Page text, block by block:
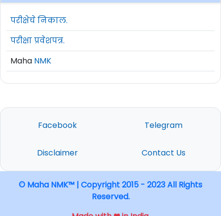
परीक्षेचे निकाल.
परीक्षा प्रवेशपत्र.
Maha NMK
Facebook Telegram
Disclaimer Contact Us
© Maha NMK™ | Copyright 2015 - 2023 All Rights
Reserved.